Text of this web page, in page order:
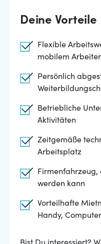
Deine Vorteile
Flexible
mobilem
Persönlich
Betriebliche
Aktivitäten
Zeitgemäße
Arbeitsplatz
werden kann
Vorteilhafte
Handy,